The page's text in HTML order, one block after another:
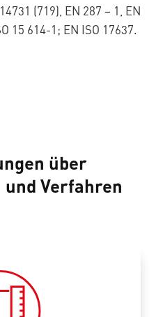
(719), EN 287 – 1, EN
15 614-1; EN ISO 17637.
über
Verfahren